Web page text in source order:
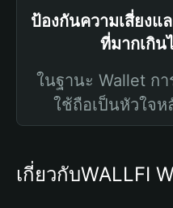
ป้องกันความเสี่ยง
ที่มากเกิน
ในฐานะ Wallet ก
ใช้ถือเป็นหัวใจห
เกี่ยวกับWALLFI